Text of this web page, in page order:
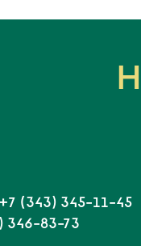
+7 (343) 345-11-45
346-83-73